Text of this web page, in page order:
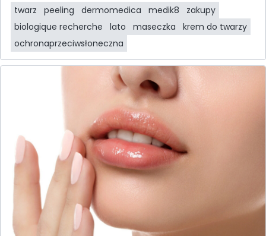
twarz peeling dermomedica medik8
zakupy
biologique recherche
lato maseczka
krem do twarzy
ochronaprzeciwsłoneczna